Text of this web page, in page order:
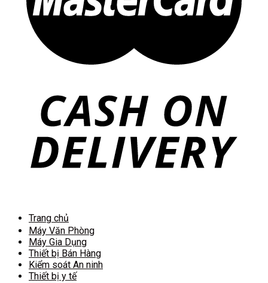
Trang chủ
Máy Văn Phòng
Máy Gia Dụng
Thiết bị Bán Hàng
Kiểm soát An ninh
Thiết bị y tế